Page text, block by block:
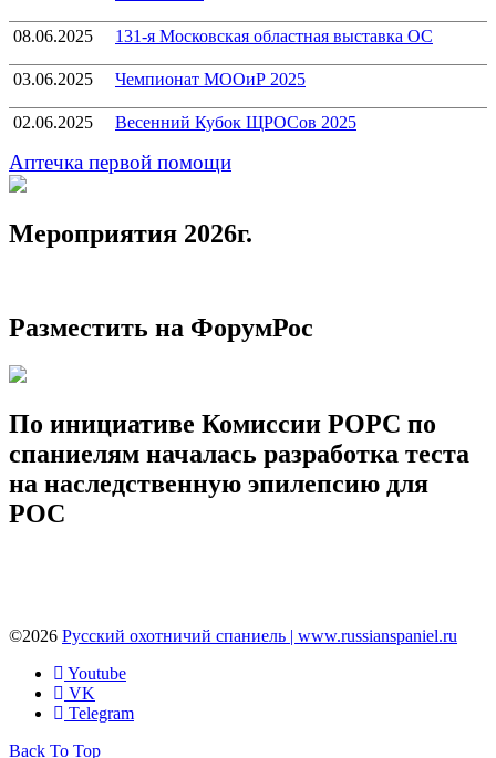
08.06.2025 131-я Московская областная выставка ОС
03.06.2025 Чемпионат МООиР 2025
02.06.2025 Весенний Кубок ЩРОСов 2025
Аптечка первой помощи
Мероприятия 2026г.
Разместить на ФорумРос
По инициативе Комиссии РОРС по
спаниелям началась разработка теста
на наследственную эпилепсию для
РОС
©2026 Русский охотничий спаниель | www.russianspaniel.ru
Youtube
VK
Telegram
Back To Top